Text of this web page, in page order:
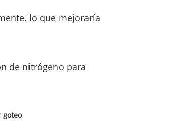
lo que mejoraría
de nitrógeno para
goteo